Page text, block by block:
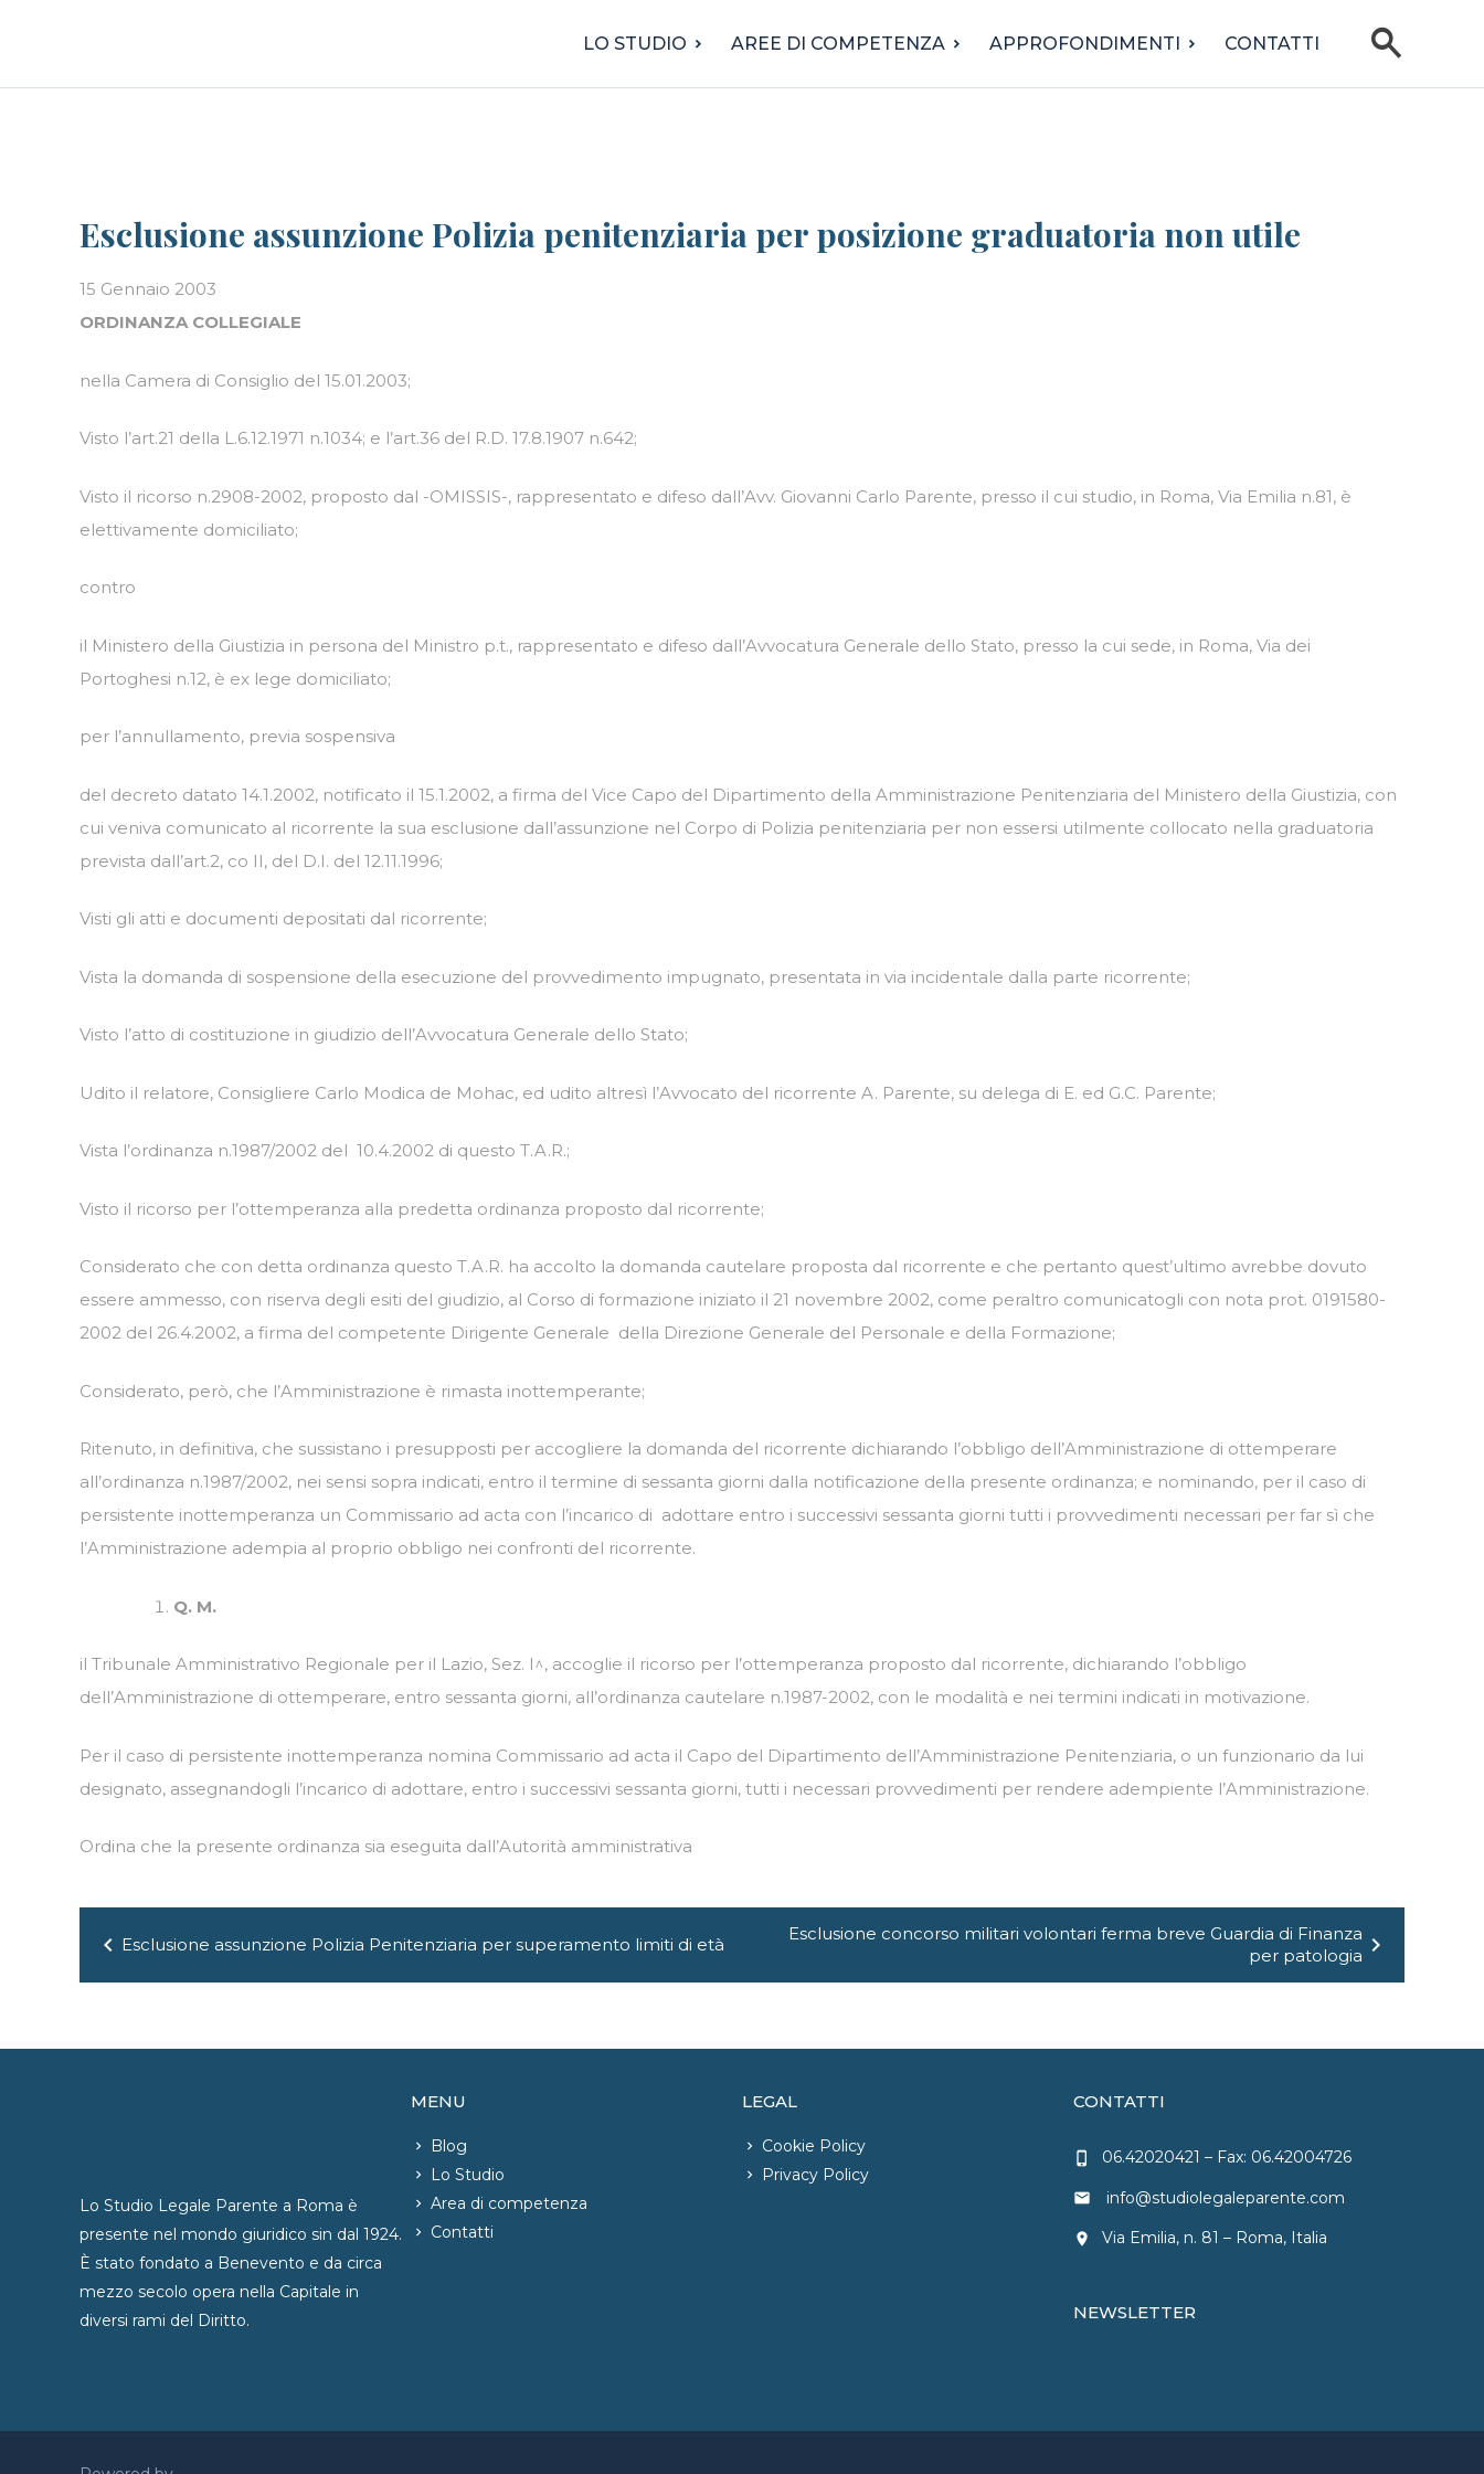
LO STUDIO AREE DI COMPETENZA APPROFONDIMENTI CONTATTI search
Esclusione assunzione Polizia penitenziaria per posizione graduatoria non utile
15 Gennaio 2003
ORDINANZA COLLEGIALE
nella Camera di Consiglio del 15.01.2003;
Visto l’art.21 della L.6.12.1971 n.1034; e l’art.36 del R.D. 17.8.1907 n.642;
Visto il ricorso n.2908-2002, proposto dal -OMISSIS-, rappresentato e difeso dall’Avv. Giovanni Carlo Parente, presso il cui studio, in Roma, Via Emilia n.81, è
elettivamente domiciliato;
contro
il Ministero della Giustizia in persona del Ministro p.t., rappresentato e difeso dall’Avvocatura Generale dello Stato, presso la cui sede, in Roma, Via dei
Portoghesi n.12, è ex lege domiciliato;
per l’annullamento, previa sospensiva
del decreto datato 14.1.2002, notificato il 15.1.2002, a firma del Vice Capo del Dipartimento della Amministrazione Penitenziaria del Ministero della Giustizia, con
cui veniva comunicato al ricorrente la sua esclusione dall’assunzione nel Corpo di Polizia penitenziaria per non essersi utilmente collocato nella graduatoria
prevista dall’art.2, co II, del D.I. del 12.11.1996;
Visti gli atti e documenti depositati dal ricorrente;
Vista la domanda di sospensione della esecuzione del provvedimento impugnato, presentata in via incidentale dalla parte ricorrente;
Visto l’atto di costituzione in giudizio dell’Avvocatura Generale dello Stato;
Udito il relatore, Consigliere Carlo Modica de Mohac, ed udito altresì l’Avvocato del ricorrente A. Parente, su delega di E. ed G.C. Parente;
Vista l’ordinanza n.1987/2002 del 10.4.2002 di questo T.A.R.;
Visto il ricorso per l’ottemperanza alla predetta ordinanza proposto dal ricorrente;
Considerato che con detta ordinanza questo T.A.R. ha accolto la domanda cautelare proposta dal ricorrente e che pertanto quest’ultimo avrebbe dovuto
essere ammesso, con riserva degli esiti del giudizio, al Corso di formazione iniziato il 21 novembre 2002, come peraltro comunicatogli con nota prot. 0191580-
2002 del 26.4.2002, a firma del competente Dirigente Generale della Direzione Generale del Personale e della Formazione;
Considerato, però, che l’Amministrazione è rimasta inottemperante;
Ritenuto, in definitiva, che sussistano i presupposti per accogliere la domanda del ricorrente dichiarando l’obbligo dell’Amministrazione di ottemperare
all’ordinanza n.1987/2002, nei sensi sopra indicati, entro il termine di sessanta giorni dalla notificazione della presente ordinanza; e nominando, per il caso di
persistente inottemperanza un Commissario ad acta con l’incarico di adottare entro i successivi sessanta giorni tutti i provvedimenti necessari per far sì che
l’Amministrazione adempia al proprio obbligo nei confronti del ricorrente.
Q. M.
il Tribunale Amministrativo Regionale per il Lazio, Sez. I^, accoglie il ricorso per l’ottemperanza proposto dal ricorrente, dichiarando l’obbligo
dell’Amministrazione di ottemperare, entro sessanta giorni, all’ordinanza cautelare n.1987-2002, con le modalità e nei termini indicati in motivazione.
Per il caso di persistente inottemperanza nomina Commissario ad acta il Capo del Dipartimento dell’Amministrazione Penitenziaria, o un funzionario da lui
designato, assegnandogli l’incarico di adottare, entro i successivi sessanta giorni, tutti i necessari provvedimenti per rendere adempiente l’Amministrazione.
Ordina che la presente ordinanza sia eseguita dall’Autorità amministrativa
chevron_left Esclusione assunzione Polizia Penitenziaria per superamento limiti di età
Esclusione concorso militari volontari ferma breve Guardia di Finanza
per patologia chevron_right
Lo Studio Legale Parente a Roma è
presente nel mondo giuridico sin dal 1924.
È stato fondato a Benevento e da circa
mezzo secolo opera nella Capitale in
diversi rami del Diritto.
MENU
Blog
Lo Studio
Area di competenza
Contatti
LEGAL
Cookie Policy
Privacy Policy
CONTATTI
phone_iphone 06.42020421 – Fax: 06.42004726
email info@studiolegaleparente.com
location_on Via Emilia, n. 81 – Roma, Italia
NEWSLETTER